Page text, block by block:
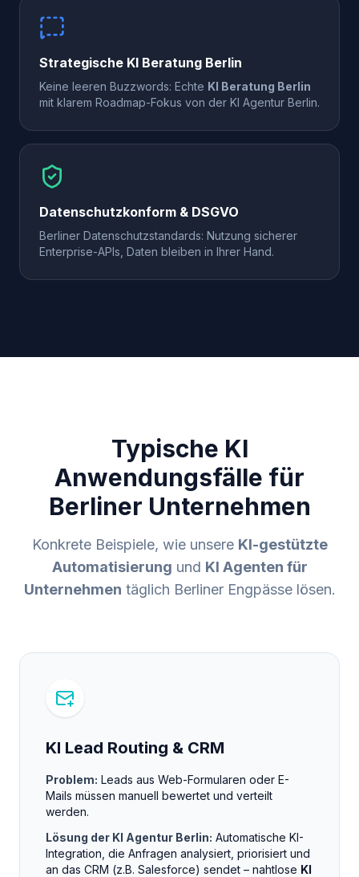
Strategische KI Beratung Berlin
Keine leeren Buzzwords: Echte KI Beratung Berlin
mit klarem Roadmap-Fokus von der KI Agentur Berlin.
Datenschutzkonform & DSGVO
Berliner Datenschutzstandards: Nutzung sicherer
Enterprise-APIs, Daten bleiben in Ihrer Hand.
Typische KI
Anwendungsfälle für
Berliner Unternehmen
Konkrete Beispiele, wie unsere KI-gestützte
Automatisierung und KI Agenten für
Unternehmen täglich Berliner Engpässe lösen.
KI Lead Routing & CRM
Problem: Leads aus Web-Formularen oder E-
Mails müssen manuell bewertet und verteilt
werden.
Lösung der KI Agentur Berlin: Automatische KI-
Integration, die Anfragen analysiert, priorisiert und
an das CRM (z.B. Salesforce) sendet – nahtlose KI